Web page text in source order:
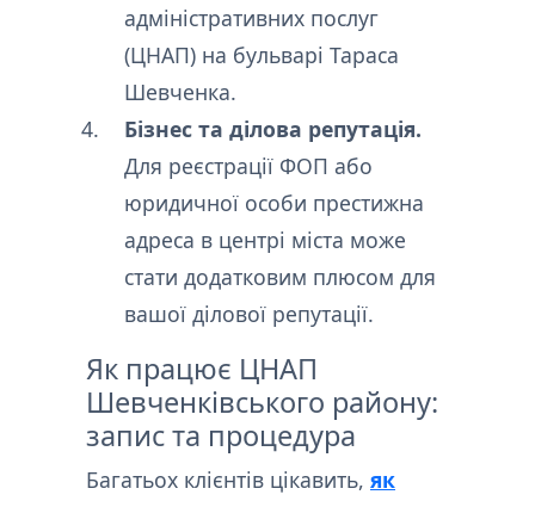
адміністративних послуг
(ЦНАП) на бульварі Тараса
Шевченка.
Бізнес та ділова репутація.
Для реєстрації ФОП або
юридичної особи престижна
адреса в центрі міста може
стати додатковим плюсом для
вашої ділової репутації.
Як працює ЦНАП
Шевченківського району:
запис та процедура
Багатьох клієнтів цікавить, як